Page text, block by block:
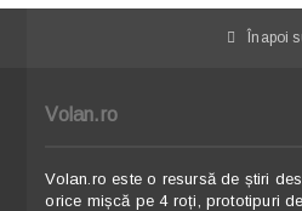
Înapoi
Volan.ro
Volan.ro este o resursă de știri
orice mișcă pe 4 roți, prototipuri